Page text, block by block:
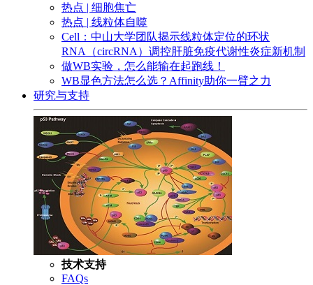
热点 | 细胞焦亡
热点 | 线粒体自噬
Cell：中山大学团队揭示线粒体定位的环状
RNA（circRNA）调控肝脏免疫代谢性炎症新机制
做WB实验，怎么能输在起跑线！
WB显色方法怎么选？Affinity助你一臂之力
研究与支持
技术支持
FAQs